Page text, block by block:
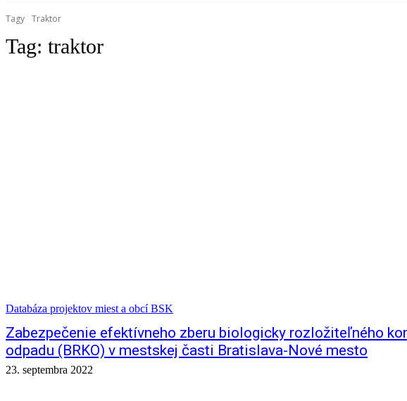
Tagy Traktor
Tag: traktor
Databáza projektov miest a obcí BSK
Zabezpečenie efektívneho zberu biologicky rozložiteľného
odpadu (BRKO) v mestskej časti Bratislava-Nové mesto
23. septembra 2022